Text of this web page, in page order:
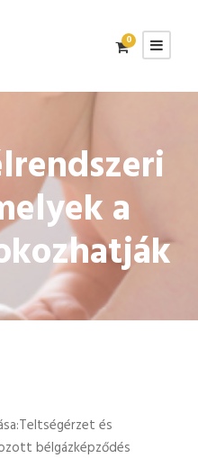
0
a
és
bélgázképződés